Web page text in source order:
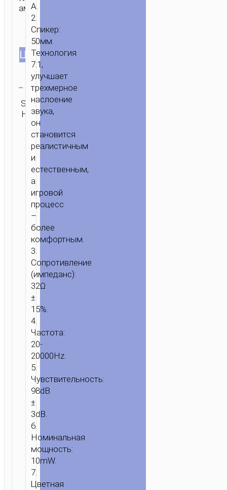
ГЛАВНАЯ
НАУШНИКИ
/ НАУШНИКИ
амбушюры.
ЦВЕТ
Очистить
SKU:
Н/Д
Категория:
Проводные
A.
2.
Спикер:
50мм.
Технология
7.1,
улучшает
трехмерное
наслоение
звука,
он
становится
реалистичным
и
естественным,
а
игровой
процесс
–
более
комфортным.
3.
Сопротивление
(импеданс):
32Ω
±
15%.
4.
Частота:
20-
20000Hz.
5.
Чувствительность:
98dB
±
3dB.
6.
Номинальная
мощность:
10mW.
7.
Цветная